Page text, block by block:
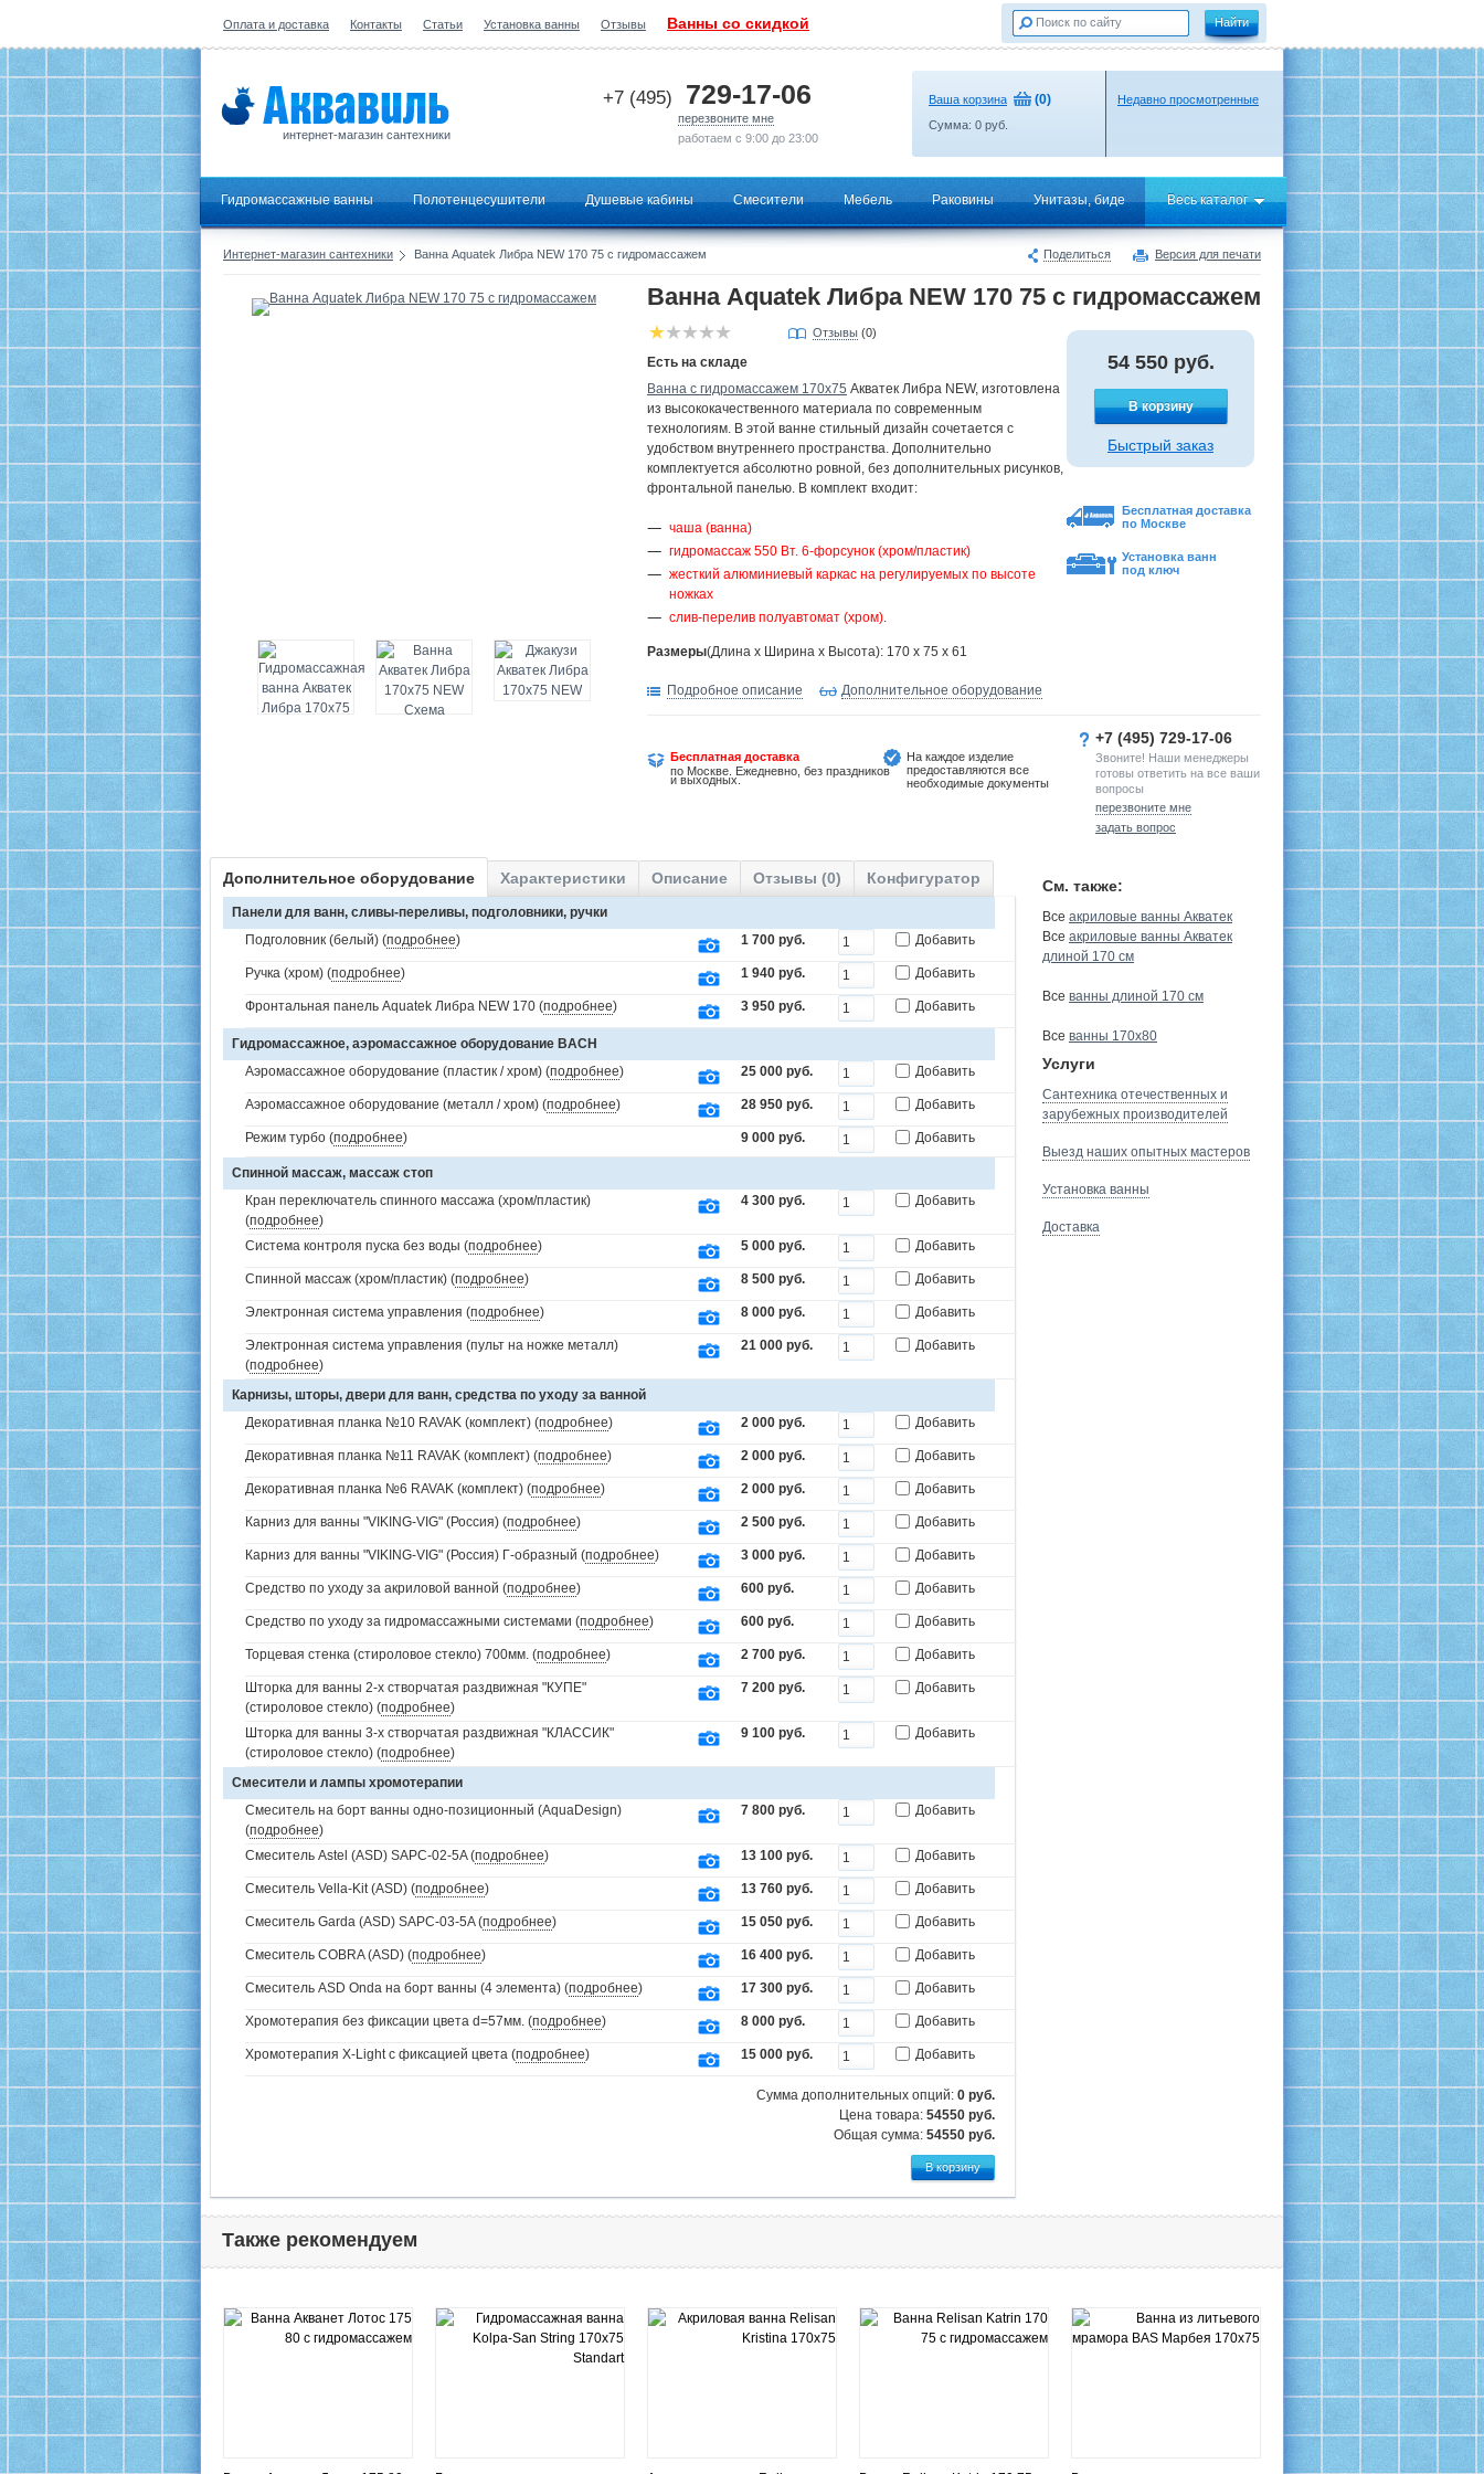
Оплата и доставка Контакты Статьи Установка ванны Отзывы Ванны со скидкой
интернет-магазин сантехники
+7 (495) 729-17-06
перезвоните мне
работаем с 9:00 до 23:00
Ваша корзина (0)
Сумма: 0 руб.
Недавно просмотренные
Гидромассажные ванны Полотенцесушители Душевые кабины Смесители Мебель Раковины Унитазы, биде Весь каталог
Поделиться Версия для печати
Интернет-магазин сантехники Ванна Aquatek Либра NEW 170 75 с гидромассажем
Ванна Aquatek Либра NEW 170 75 с гидромассажем
Отзывы (0)
Есть на складе
Ванна с гидромассажем 170х75 Акватек Либра NEW, изготовлена
из высококачественного материала по современным
технологиям. В этой ванне стильный дизайн сочетается с
удобством внутреннего пространства. Дополнительно
комплектуется абсолютно ровной, без дополнительных рисунков,
фронтальной панелью. В комплект входит:
чаша (ванна)
гидромассаж 550 Вт. 6-форсунок (хром/пластик)
жесткий алюминиевый каркас на регулируемых по высоте
ножках
слив-перелив полуавтомат (хром).
Размеры(Длина х Ширина х Высота): 170 x 75 x 61
54 550 руб.
В корзину
Быстрый заказ
Бесплатная доставка
по Москве
Установка ванн
под ключ
Подробное описание Дополнительное оборудование
Бесплатная доставка
по Москве. Ежедневно, без праздников
и выходных.
На каждое изделие
предоставляются все
необходимые документы
+7 (495) 729-17-06
Звоните! Наши менеджеры
готовы ответить на все ваши
вопросы
перезвоните мне
задать вопрос
Дополнительное оборудование Характеристики Описание Отзывы (0) Конфигуратор
Панели для ванн, сливы-переливы, подголовники, ручки
Подголовник (белый) (подробнее) 1 700 руб. Добавить
Ручка (хром) (подробнее) 1 940 руб. Добавить
Фронтальная панель Aquatek Либра NEW 170 (подробнее) 3 950 руб. Добавить
Гидромассажное, аэромассажное оборудование BACH
Аэромассажное оборудование (пластик / хром) (подробнее) 25 000 руб. Добавить
Аэромассажное оборудование (металл / хром) (подробнее) 28 950 руб. Добавить
Режим турбо (подробнее) 9 000 руб. Добавить
Спинной массаж, массаж стоп
Кран переключатель спинного массажа (хром/пластик)
(подробнее)
4 300 руб. Добавить
Система контроля пуска без воды (подробнее) 5 000 руб. Добавить
Спинной массаж (хром/пластик) (подробнее) 8 500 руб. Добавить
Электронная система управления (подробнее) 8 000 руб. Добавить
Электронная система управления (пульт на ножке металл)
(подробнее)
21 000 руб. Добавить
Карнизы, шторы, двери для ванн, средства по уходу за ванной
Декоративная планка №10 RAVAK (комплект) (подробнее) 2 000 руб. Добавить
Декоративная планка №11 RAVAK (комплект) (подробнее) 2 000 руб. Добавить
Декоративная планка №6 RAVAK (комплект) (подробнее) 2 000 руб. Добавить
Карниз для ванны "VIKING-VIG" (Россия) (подробнее) 2 500 руб. Добавить
Карниз для ванны "VIKING-VIG" (Россия) Г-образный (подробнее) 3 000 руб. Добавить
Средство по уходу за акриловой ванной (подробнее) 600 руб. Добавить
Средство по уходу за гидромассажными системами (подробнее) 600 руб. Добавить
Торцевая стенка (стироловое стекло) 700мм. (подробнее) 2 700 руб. Добавить
Шторка для ванны 2-х створчатая раздвижная "КУПЕ"
(стироловое стекло) (подробнее)
7 200 руб. Добавить
Шторка для ванны 3-х створчатая раздвижная "КЛАССИК"
(стироловое стекло) (подробнее)
9 100 руб. Добавить
Смесители и лампы хромотерапии
Смеситель на борт ванны одно-позиционный (AquaDesign)
(подробнее)
7 800 руб. Добавить
Смеситель Astel (ASD) SAPC-02-5A (подробнее) 13 100 руб. Добавить
Смеситель Vella-Kit (ASD) (подробнее) 13 760 руб. Добавить
Смеситель Garda (ASD) SAPC-03-5A (подробнее) 15 050 руб. Добавить
Смеситель COBRA (ASD) (подробнее) 16 400 руб. Добавить
Смеситель ASD Onda на борт ванны (4 элемента) (подробнее) 17 300 руб. Добавить
Хромотерапия без фиксации цвета d=57мм. (подробнее) 8 000 руб. Добавить
Хромотерапия X-Light с фиксацией цвета (подробнее) 15 000 руб. Добавить
Сумма дополнительных опций: 0 руб.
Цена товара: 54550 руб.
Общая сумма: 54550 руб.
См. также:
Все акриловые ванны Акватек
Все акриловые ванны Акватек
длиной 170 см
Все ванны длиной 170 см
Все ванны 170х80
Услуги
Сантехника отечественных и
зарубежных производителей
Выезд наших опытных мастеров
Установка ванны
Доставка
Также рекомендуем